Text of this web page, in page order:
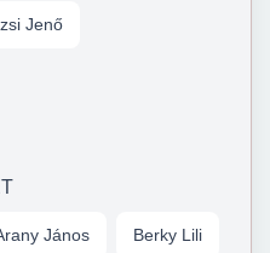
Jenő
János Berky Lili